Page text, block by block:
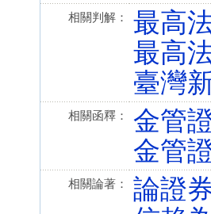
相關判解：
最高
最高
臺灣
相關函釋：
金管
金管
相關論著：
論證